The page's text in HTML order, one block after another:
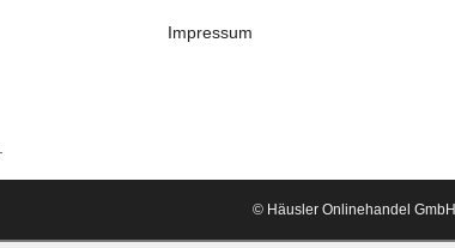
Impressum
© Häusler Onlinehandel GmbH